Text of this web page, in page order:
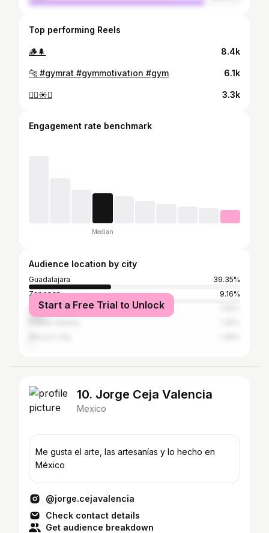
Top performing Reels
🪵🌲 8.4k
🐆 #gymrat #gymmotivation #gym 6.1k
❤️‍🔥☀️🔥 3.3k
Engagement rate benchmark
Median
Audience location by city
Guadalajara
39.35%
Zapopan
9.16%
San Pedro Tlaquepaque
Start a Free Trial to Unlock
10. Jorge Ceja Valencia
Mexico
Me gusta el arte, las artesanías y lo hecho en
México
@jorge.cejavalencia
Check contact details
Get audience breakdown